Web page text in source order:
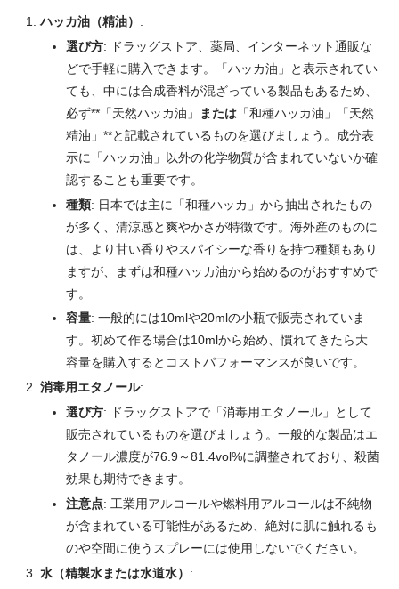
ハッカ油（精油） :
選び方: ドラッグストア、薬局、インターネット通販な
どで手軽に購入できます。「ハッカ油」と表示されてい
ても、中には合成香料が混ざっている製品もあるため、
必ず**「天然ハッカ油」
または「和種ハッカ油」「天然
精油」**と記載されているものを選びましょう。成分表
示に「ハッカ油」以外の化学物質が含まれていないか確
認することも重要です。
種類: 日本では主に「和種ハッカ」から抽出されたもの
が多く、清涼感と爽やかさが特徴です。海外産のものに
は、より甘い香りやスパイシーな香りを持つ種類もあり
ますが、まずは和種ハッカ油から始めるのがおすすめで
す。
容量: 一般的には10mlや20mlの小瓶で販売されていま
す。初めて作る場合は10mlから始め、慣れてきたら大
容量を購入するとコストパフォーマンスが良いです。
消毒用エタノール:
選び方: ドラッグストアで「消毒用エタノール」として
販売されているものを選びましょう。一般的な製品はエ
タノール濃度が76.9～81.4vol%に調整されており、殺菌
効果も期待できます。
注意点: 工業用アルコールや燃料用アルコールは不純物
が含まれている可能性があるため、絶対に肌に触れるも
のや空間に使うスプレーには使用しないでください。
水（精製水または水道水） :